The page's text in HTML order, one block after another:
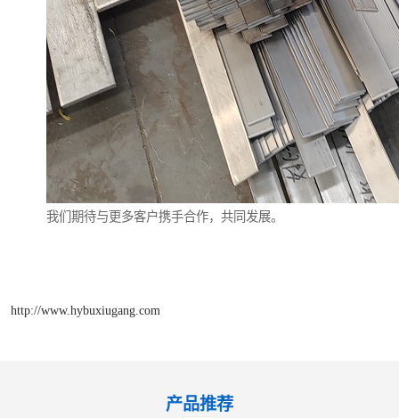
我们期待与更多客户携手合作，共同发展。
http://www.hybuxiugang.com
产品推荐